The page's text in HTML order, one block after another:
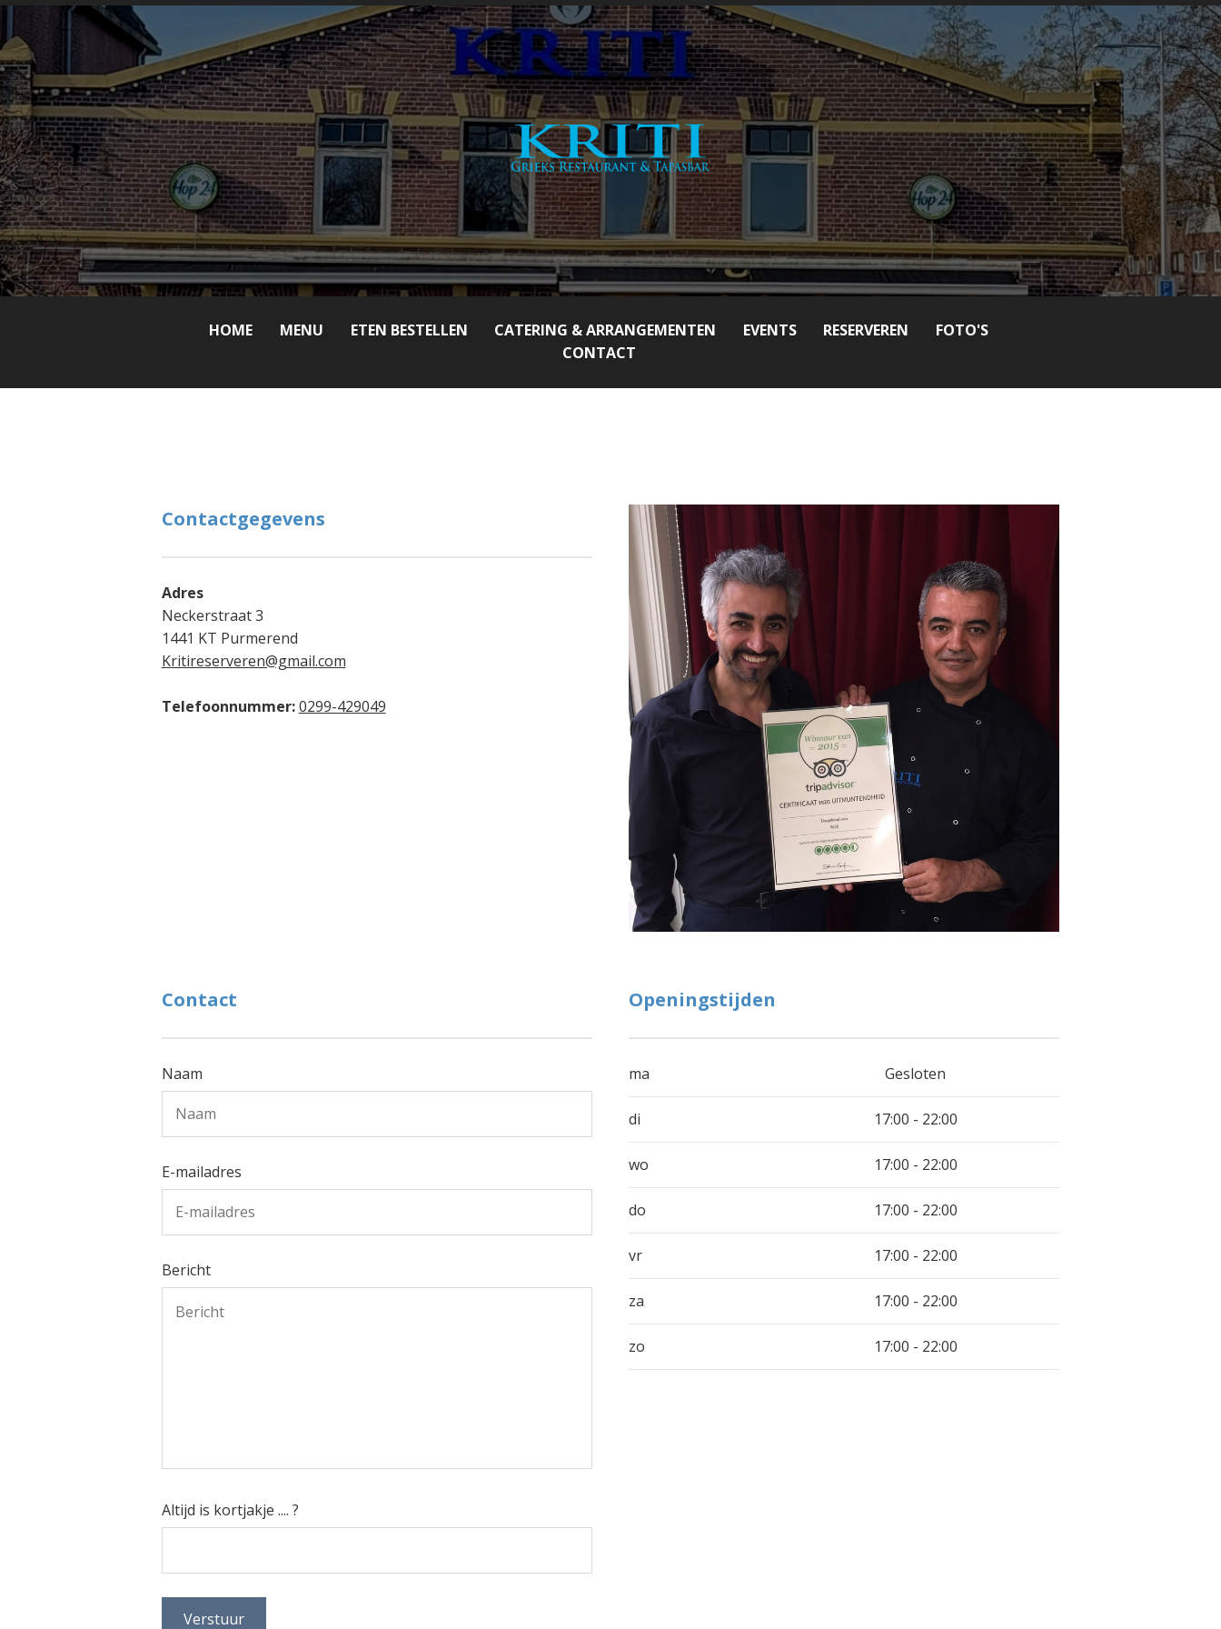
HOME MENU ETEN BESTELLEN CATERING & ARRANGEMENTEN EVENTS RESERVEREN
FOTO'S
CONTACT
Contactgegevens
Adres
Neckerstraat 3
1441 KT Purmerend
Kritireserveren@gmail.com
Telefoonnummer: 0299-429049
Contact
Naam
E-mailadres
Bericht
Altijd is kortjakje .... ?
Openingstijden
ma Gesloten
di 17:00 - 22:00
wo 17:00 - 22:00
do 17:00 - 22:00
vr 17:00 - 22:00
za 17:00 - 22:00
zo 17:00 - 22:00